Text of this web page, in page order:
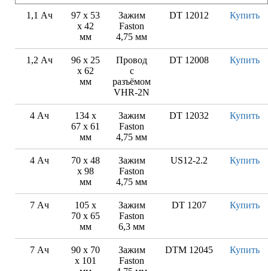
1,1 Ач
97 x 53
x 42
мм
Зажим
Faston
4,75 мм
DT 12012 Купить
1,2 Ач
96 х 25
х 62
мм
Провод
с
разъёмом
VHR-2N
DT 12008 Купить
4 Ач
134 х
67 х 61
мм
Зажим
Faston
4,75 мм
DT 12032 Купить
4 Ач
70 x 48
x 98
мм
Зажим
Faston
4,75 мм
US12-2.2 Купить
7 Ач
105 x
70 x 65
мм
Зажим
Faston
6,3 мм
DT 1207 Купить
7 Ач
90 x 70
x 101
Зажим
Faston
DTM 12045 Купить